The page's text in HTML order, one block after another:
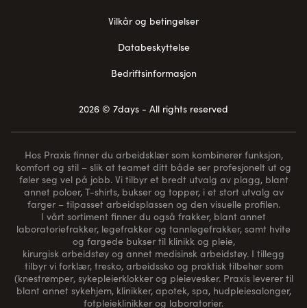
Vilkår og betingelser
Databeskyttelse
Bedriftsinformasjon
2026 © 7days - All rights reserved
Hos Praxis finner du arbeidsklær som kombinerer funksjon,
komfort og stil – slik at teamet ditt både ser profesjonelt ut og
føler seg vel på jobb. Vi tilbyr et bredt utvalg av plagg, blant
annet poloer, T-shirts, bukser og topper, i et stort utvalg av
farger – tilpasset arbeidsplassen og den visuelle profilen.
I vårt sortiment finner du også frakker, blant annet
laboratoriefrakker, legefrakker og tannlegefrakker, samt hvite
og fargede bukser til klinikk og pleie,
kirurgisk arbeidstøy og annet medisinsk arbeidstøy. I tillegg
tilbyr vi forklær, tresko, arbeidssko og praktisk tilbehør som
(knestrømper, sykepleierklokker og pleievesker. Praxis leverer til
blant annet sykehjem, klinikker, apotek, spa, hudpleiesalonger,
fotpleieklinikker og laboratorier.